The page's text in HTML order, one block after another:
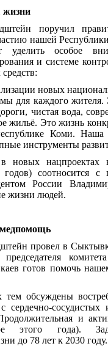
жизни
поручил
нашей
уделить особое
и системе
новых
для каждого
чистая вода,
жильё. Это жизнь
Коми. Наша
инструменты
новых нацпроектах
соотносится с
России
жизни людей.
медпомощь
провел в
председателя
готов помочь
обсуждены
сосудистых
и
этого года).
до 78 лет к 2030 году.